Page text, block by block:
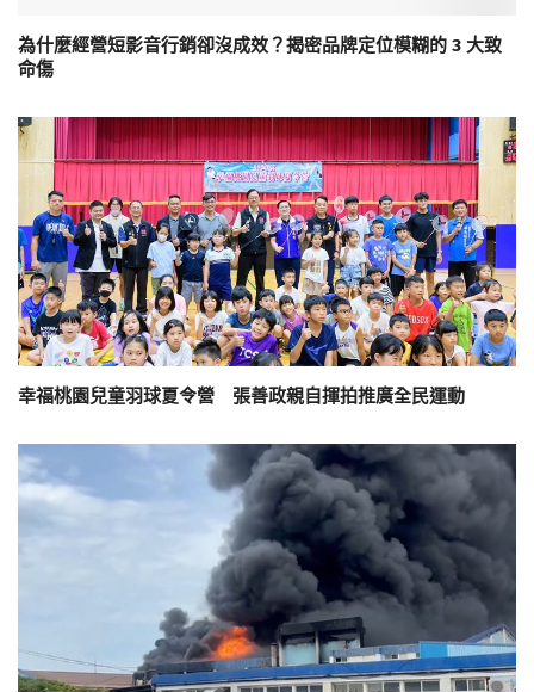
為什麼經營短影音行銷卻沒成效？揭密品牌定位模糊的 3 大致
命傷
幸福桃園兒童羽球夏令營 張善政親自揮拍推廣全民運動